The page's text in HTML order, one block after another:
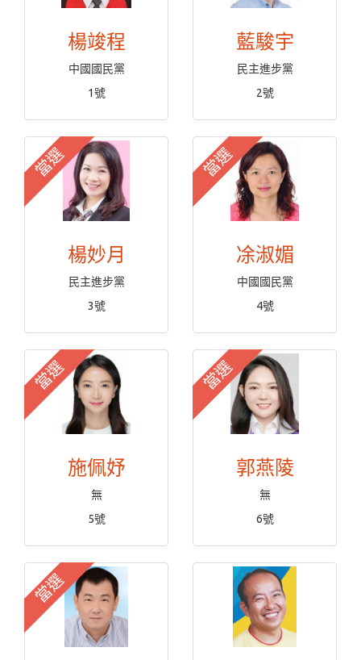
楊竣程
中國國民黨
1號
藍駿宇
民主進步黨
2號
當選
楊妙月
民主進步黨
3號
當選
凃淑媚
中國國民黨
4號
當選
施佩妤
無
5號
當選
郭燕陵
無
6號
當選